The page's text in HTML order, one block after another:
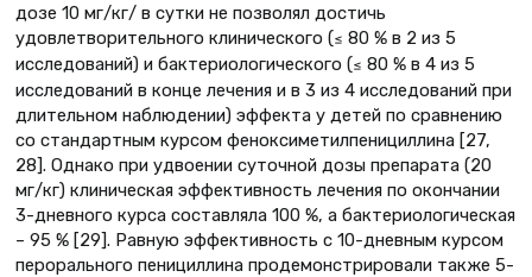
дозе 10 мг/кг/ в сутки не позволял достичь
удовлетворительного клинического (≤ 80 % в 2 из 5
исследований) и бактериологического (≤ 80 % в 4 из 5
исследований в конце лечения и в 3 из 4 исследований при
длительном наблюдении) эффекта у детей по сравнению
со стандартным курсом феноксиметилпенициллина [27,
28]. Однако при удвоении суточной дозы препарата (20
мг/кг) клиническая эффективность лечения по окончании
3-дневного курса составляла 100 %, а бактериологическая
– 95 % [29]. Равную эффективность с 10-дневным курсом
перорального пенициллина продемонстрировали также 5-